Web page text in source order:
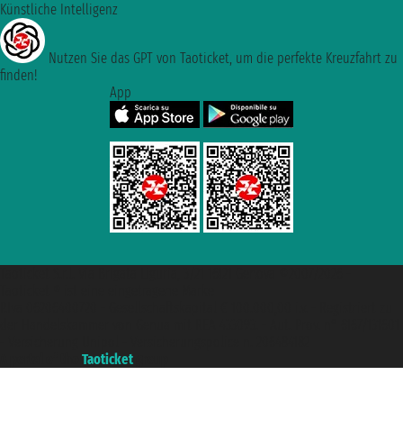
Künstliche Intelligenz
Nutzen Sie das GPT von Taoticket, um die perfekte Kreuzfahrt zu
finden!
App
Taoticket